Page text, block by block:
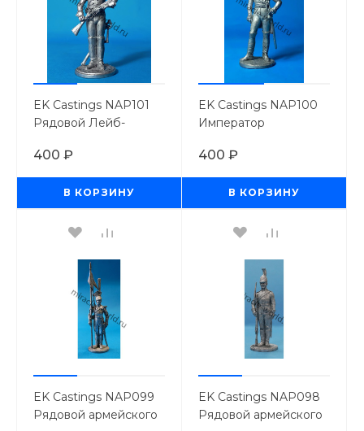
EK Castings NAP101
Рядовой Лейб-
Россия, 1810-11 гг.
(54мм.)
400 ₽
В КОРЗИНУ
EK Castings NAP100
Император
1812 год (54мм.)
400 ₽
В КОРЗИНУ
EK Castings NAP099
Рядовой армейского
EK Castings NAP098
Рядовой армейского